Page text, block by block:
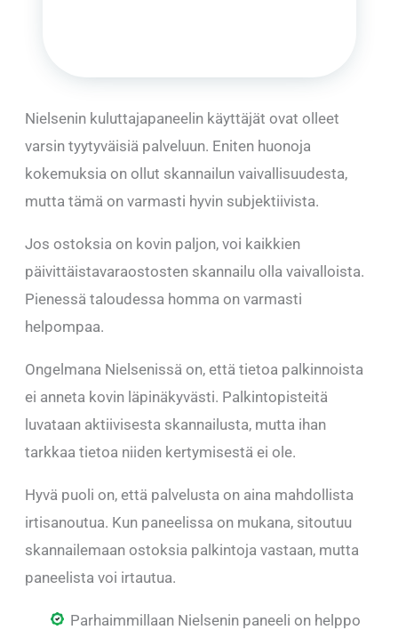
Nielsenin kuluttajapaneelin käyttäjät ovat olleet
varsin tyytyväisiä palveluun. Eniten huonoja
kokemuksia on ollut skannailun vaivallisuudesta,
mutta tämä on varmasti hyvin subjektiivista.
Jos ostoksia on kovin paljon, voi kaikkien
päivittäistavaraostosten skannailu olla vaivalloista.
Pienessä taloudessa homma on varmasti
helpompaa.
Ongelmana Nielsenissä on, että tietoa palkinnoista
ei anneta kovin läpinäkyvästi. Palkintopisteitä
luvataan aktiivisesta skannailusta, mutta ihan
tarkkaa tietoa niiden kertymisestä ei ole.
Hyvä puoli on, että palvelusta on aina mahdollista
irtisanoutua. Kun paneelissa on mukana, sitoutuu
skannailemaan ostoksia palkintoja vastaan, mutta
paneelista voi irtautua.
Parhaimmillaan Nielsenin paneeli on helppo